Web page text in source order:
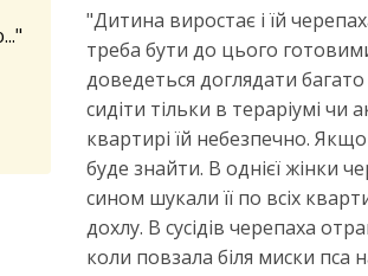
"Дитина виростає і їй
треба бути до цього
доведеться доглядати
сидіти тільки в тераріумі чи
квартирі їй небезпечно.
буде знайти. В однієї жінки
сином шукали її по всіх
дохлу. В сусідів черепаха
коли повзала біля миски пса